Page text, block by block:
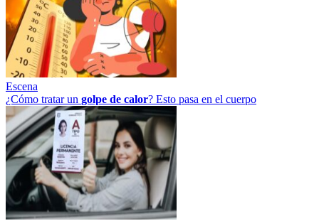
Escena
¿Cómo tratar un golpe de calor? Esto pasa en el cuerpo